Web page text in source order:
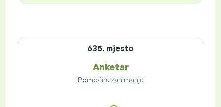
635. mjesto
Anketar
Pomoćna zanimanja